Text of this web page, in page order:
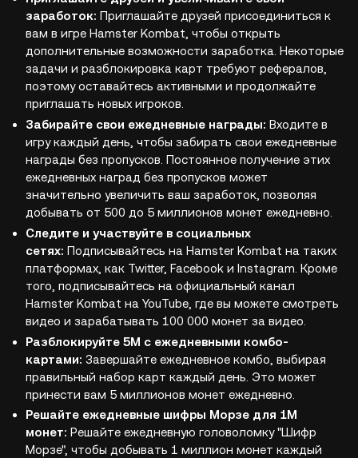
заработок: Приглашайте друзей присоединиться к
вам в игре Hamster Kombat, чтобы открыть
дополнительные возможности заработка. Некоторые
задачи и разблокировка карт требуют рефералов,
поэтому оставайтесь активными и продолжайте
приглашать новых игроков.
Забирайте свои ежедневные награды: Входите в
игру каждый день, чтобы забирать свои ежедневные
награды без пропусков. Постоянное получение этих
ежедневных наград без пропусков может
значительно увеличить ваш заработок, позволяя
добывать от 500 до 5 миллионов монет ежедневно.
Следите и участвуйте в социальных
сетях: Подписывайтесь на Hamster Kombat на таких
платформах, как Twitter, Facebook и Instagram. Кроме
того, подписывайтесь на официальный канал
Hamster Kombat на YouTube, где вы можете смотреть
видео и зарабатывать 100 000 монет за видео.
Разблокируйте 5M с ежедневными комбо-
картами: Завершайте ежедневное комбо, выбирая
правильный набор карт каждый день. Это может
принести вам 5 миллионов монет ежедневно.
Решайте ежедневные шифры Морзе для 1M
монет: Решайте ежедневную головоломку "Шифр
Морзе", чтобы добывать 1 миллион монет каждый